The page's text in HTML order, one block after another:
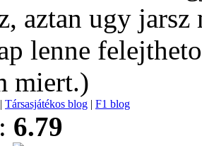
aztan ugy
lenne
miert.)
| Társasjátékos blog | F1 blog
6.79